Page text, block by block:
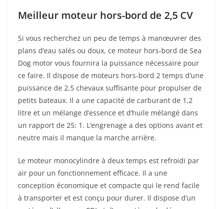
Meilleur moteur hors-bord de 2,5 CV
Si vous recherchez un peu de temps à manœuvrer des
plans d’eau salés ou doux, ce moteur hors-bord de Sea
Dog motor vous fournira la puissance nécessaire pour
ce faire. Il dispose de moteurs hors-bord 2 temps d’une
puissance de 2,5 chevaux suffisante pour propulser de
petits bateaux. Il a une capacité de carburant de 1,2
litre et un mélange d’essence et d’huile mélangé dans
un rapport de 25: 1. L’engrenage a des options avant et
neutre mais il manque la marche arrière.
Le moteur monocylindre à deux temps est refroidi par
air pour un fonctionnement efficace. Il a une
conception économique et compacte qui le rend facile
à transporter et est conçu pour durer. Il dispose d’un